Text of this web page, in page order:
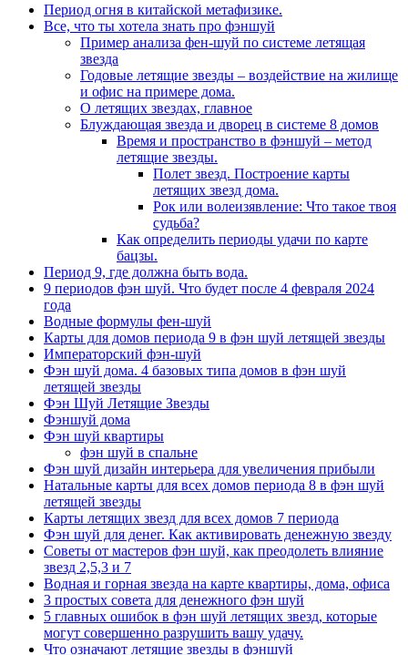
Период огня в китайской метафизике.
Все, что ты хотела знать про фэншуй
Пример анализа фен-шуй по системе летящая
звезда
Годовые летящие звезды – воздействие на жилище
и офис на примере дома.
О летящих звездах, главное
Блуждающая звезда и дворец в системе 8 домов
Время и пространство в фэншуй – метод
летящие звезды.
Полет звезд. Построение карты
летящих звезд дома.
Рок или волеизявление: Что такое твоя
судьба?
Как определить периоды удачи по карте
бацзы.
Период 9, где должна быть вода.
9 периодов фэн шуй. Что будет после 4 февраля 2024
года
Водные формулы фен-шуй
Карты для домов периода 9 в фэн шуй летящей звезды
Императорский фэн-шуй
Фэн шуй дома. 4 базовых типа домов в фэн шуй
летящей звезды
Фэн Шуй Летящие Звезды
Фэншуй дома
Фэн шуй квартиры
фэн шуй в спальне
Фэн шуй дизайн интерьера для увеличения прибыли
Натальные карты для всех домов периода 8 в фэн шуй
летящей звезды
Карты летящих звезд для всех домов 7 периода
Фэн шуй для денег. Как активировать денежную звезду
Советы от мастеров фэн шуй, как преодолеть влияние
звезд 2,5,3 и 7
Водная и горная звезда на карте квартиры, дома, офиса
3 простых совета для денежного фэн шуй
5 главных ошибок в фэн шуй летящих звезд, которые
могут совершенно разрушить вашу удачу.
Что означают летящие звезды в фэншуй